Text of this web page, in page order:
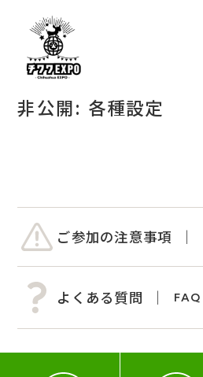
非公開: 各種設定
ご参加の注意事項
よくある質問 FAQ